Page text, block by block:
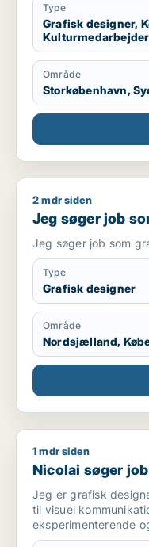
Type
Grafisk designer,
Område
Storkøbenhavn,
Jeg søger job som
2 mdr siden
Jeg søger job
Jeg søger job som
Type
Grafisk designer
Område
Nordsjælland,
Nicolai søger job som
1 mdr siden
Nicolai søger
Jeg er grafisk
til visuel
eksperimenterende
rammerne for at